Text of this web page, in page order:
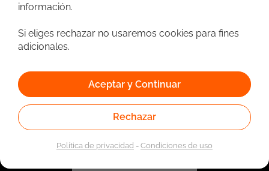
del Servicio Público de Empleo según Resolución No.
0026 del 17 de Enero de 2023,
información.
Si eliges rechazar no usaremos cookies para fines
adicionales.
Aceptar y Continuar
Rechazar
Política de privacidad-Condiciones de uso